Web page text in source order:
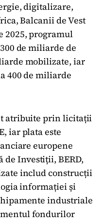
digitalizare,
Balcanii de Vest
2025, programul
de miliarde de
mobilizate, iar
400 de miliarde
atribuite prin licitații
iar plata este
europene
de Investiții, BERD,
includ construcții
informației și
industriale
fondurilor